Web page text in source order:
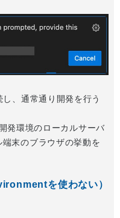
、通常通り開発を行う
発環境のローカルサーバ
末のブラウザの挙動を
を使わない）